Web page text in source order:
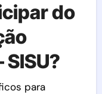
do
para